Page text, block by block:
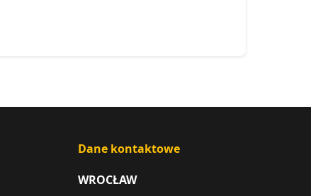
Dane kontaktowe
WROCŁAW